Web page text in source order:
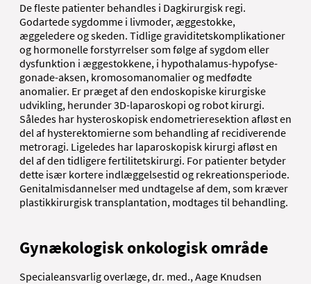
De fleste patienter behandles i Dagkirurgisk regi.
Godartede sygdomme i livmoder, æggestokke,
æggeledere og skeden. Tidlige graviditetskomplikationer
og hormonelle forstyrrelser som følge af sygdom eller
dysfunktion i æggestokkene, i hypothalamus-hypofyse-
gonade-aksen, kromosomanomalier og medfødte
anomalier. Er præget af den endoskopiske kirurgiske
udvikling, herunder 3D-laparoskopi og robot kirurgi.
Således har hysteroskopisk endometrieresektion afløst en
del af hysterektomierne som behandling af recidiverende
metroragi. Ligeledes har laparoskopisk kirurgi afløst en
del af den tidligere fertilitetskirurgi. For patienter betyder
dette især kortere indlæggelsestid og rekreationsperiode.
Genitalmisdannelser med undtagelse af dem, som kræver
plastikkirurgisk transplantation, modtages til behandling.
Gynækologisk onkologisk område
Specialeansvarlig overlæge, dr. med., Aage Knudsen